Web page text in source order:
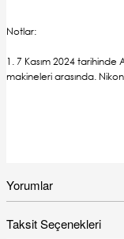
Notlar:
1. 7 Kasım 2024
makineleri arasında.
Yorumlar
Taksit Seçenekleri